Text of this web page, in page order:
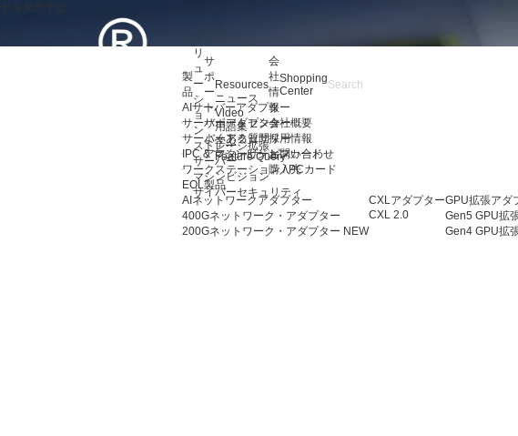
製
品
AIサーバーアダプター
サーバーアダプター
サーバーアクセサリー
IPC & マシンビジョンカード
ワークステーション / PCカード
EOL製品
AIネットワークアダプター
400Gネットワーク・アダプター
200Gネットワーク・アダプター NEW
CXLアダプター
CXL 2.0
GPU拡張アダ
Gen5 GPU拡
Gen4 GPU拡
ソ
リ
ュ
ー
シ
ョ
ン
ストレージ拡張
サーバー
マシンビジョン
サイバーセキュリティ
サ
ポ
ー
ト
サポートセンター
よくある質問
アフターサービス
Resources
ニュース
Video
用語集
学ぶ
Feature Query
会
社
情
報
会社概要
採用情報
お問い合わせ
購入先
Shopping
Center
を発売予定